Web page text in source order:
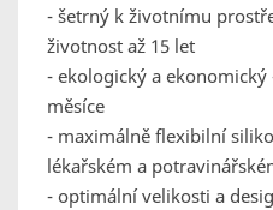
- šetrný k životnímu
životnost až 15 let
- ekologický a
měsíce
- maximálně flexibilní
lékařském a
- optimální velikosti a